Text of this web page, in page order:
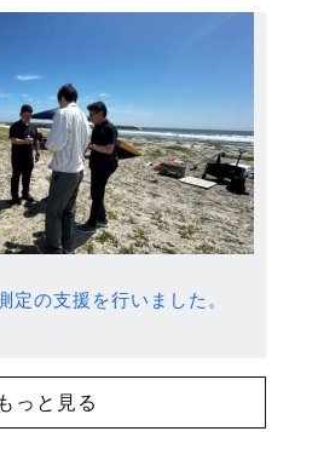
定の支援を行いました。
もっと見る